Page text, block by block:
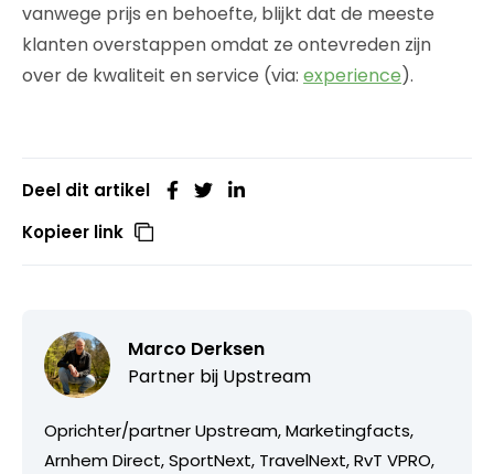
vanwege prijs en behoefte, blijkt dat de meeste
klanten overstappen omdat ze ontevreden zijn
over de kwaliteit en service (via: experience).
Deel dit artikel
Kopieer link
Marco Derksen
Partner bij Upstream
Oprichter/partner Upstream, Marketingfacts,
Arnhem Direct, SportNext, TravelNext, RvT VPRO,